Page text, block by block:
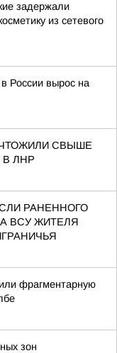
задержали
из сетевого
России вырос на
СВЫШЕ
В ЛНР
РАНЕННОГО
ВСУ ЖИТЕЛЯ
фрагментарную
зон